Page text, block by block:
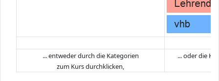
... entweder durch die Kategorien
zum Kurs durchklicken,
... oder die